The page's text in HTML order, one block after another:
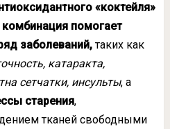
«коктейля»
комбинация помогает
заболеваний,таких как
катаракта,
сетчатки, инсульты, а
старения,
тканей свободными